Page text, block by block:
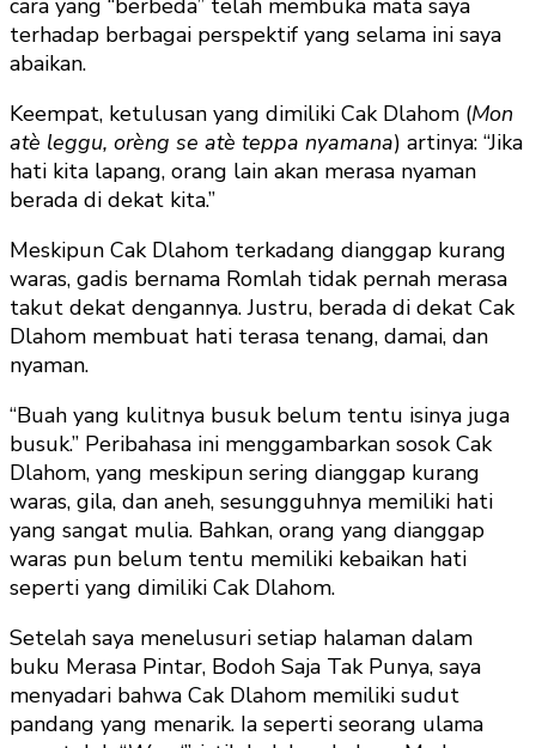
cara yang “berbeda” telah membuka mata saya
terhadap berbagai perspektif yang selama ini saya
abaikan.
Keempat, ketulusan yang dimiliki Cak Dlahom (Mon
atè leggu, orèng se atè teppa nyamana) artinya: “Jika
hati kita lapang, orang lain akan merasa nyaman
berada di dekat kita.”
Meskipun Cak Dlahom terkadang dianggap kurang
waras, gadis bernama Romlah tidak pernah merasa
takut dekat dengannya. Justru, berada di dekat Cak
Dlahom membuat hati terasa tenang, damai, dan
nyaman.
“Buah yang kulitnya busuk belum tentu isinya juga
busuk.” Peribahasa ini menggambarkan sosok Cak
Dlahom, yang meskipun sering dianggap kurang
waras, gila, dan aneh, sesungguhnya memiliki hati
yang sangat mulia. Bahkan, orang yang dianggap
waras pun belum tentu memiliki kebaikan hati
seperti yang dimiliki Cak Dlahom.
Setelah saya menelusuri setiap halaman dalam
buku Merasa Pintar, Bodoh Saja Tak Punya, saya
menyadari bahwa Cak Dlahom memiliki sudut
pandang yang menarik. Ia seperti seorang ulama